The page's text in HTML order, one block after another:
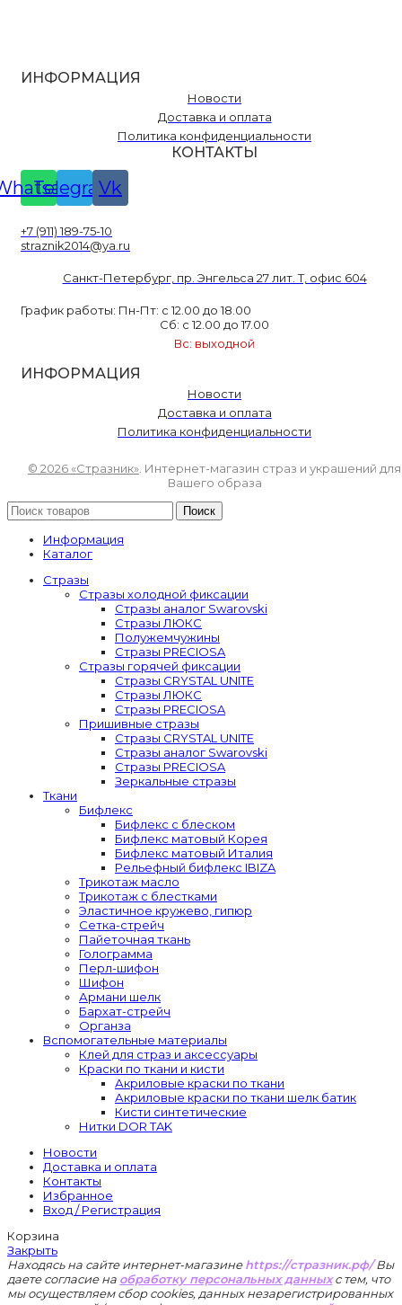
ИНФОРМАЦИЯ
Новости
Доставка и оплата
Политика конфиденциальности
КОНТАКТЫ
Telegram
Vk
+7 (911) 189-75-10
straznik2014@ya.ru
Санкт-Петербург, пр. Энгельса 27 лит. Т, офис 604
График работы: Пн-Пт: с 12.00 до 18.00
Сб: с 12.00 до 17.00
Вс: выходной
ИНФОРМАЦИЯ
Новости
Доставка и оплата
Политика конфиденциальности
© 2026 «Стразник» . Интернет-магазин страз и украшений для
Вашего образа
Поиск
Информация
Каталог
Стразы
Стразы холодной фиксации
Стразы аналог Swarovski
Стразы ЛЮКС
Полужемчужины
Стразы PRECIOSA
Стразы горячей фиксации
Стразы CRYSTAL UNITE
Стразы ЛЮКС
Стразы PRECIOSA
Пришивные стразы
Стразы CRYSTAL UNITE
Стразы аналог Swarovski
Стразы PRECIOSA
Зеркальные стразы
Ткани
Бифлекс
Бифлекс с блеском
Бифлекс матовый Корея
Бифлекс матовый Италия
Рельефный бифлекс IBIZA
Трикотаж масло
Трикотаж с блестками
Эластичное кружево, гипюр
Сетка-стрейч
Пайеточная ткань
Голограмма
Перл-шифон
Шифон
Армани шелк
Бархат-стрейч
Органза
Вспомогательные материалы
Клей для страз и аксессуары
Краски по ткани и кисти
Акриловые краски по ткани
Акриловые краски по ткани шелк батик
Кисти синтетические
Нитки DOR TAK
Новости
Доставка и оплата
Контакты
Избранное
Вход / Регистрация
Корзина
Закрыть
Находясь на сайте интернет-магазинеhttps://стразник.рф/Вы
даете согласие на обработку персональных данныхс тем, что
мы осуществляем сбор cookies, данных незарегистрированных